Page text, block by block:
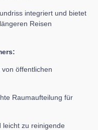
integriert und bietet
Reisen
öffentlichen
Raumaufteilung für
leicht zu reinigende